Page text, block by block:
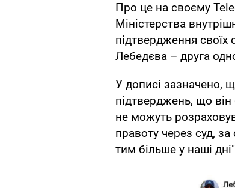
Про це на своєму
Міністерства
підтвердження своїх
Лебедєва – друга
У дописі зазначено,
підтверджень, що він
не можуть
правоту через суд,
тим більше у наші